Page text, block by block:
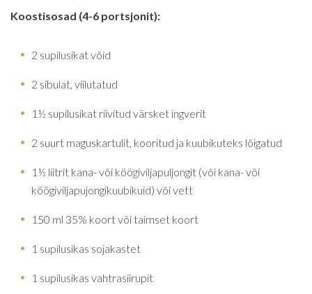
Koostisosad (4-6 portsjonit):
2 supilusikat võid
2 sibulat, viilutatud
1½ supilusikat riivitud värsket ingverit
2 suurt maguskartulit, kooritud ja kuubikuteks lõigatud
1½ liitrit kana- või köögiviljapuljongit (või kana- või
köögiviljapujongikuubikuid) või vett
150 ml 35% koort või taimset koort
1 supilusikas sojakastet
1 supilusikas vahtrasiirupit